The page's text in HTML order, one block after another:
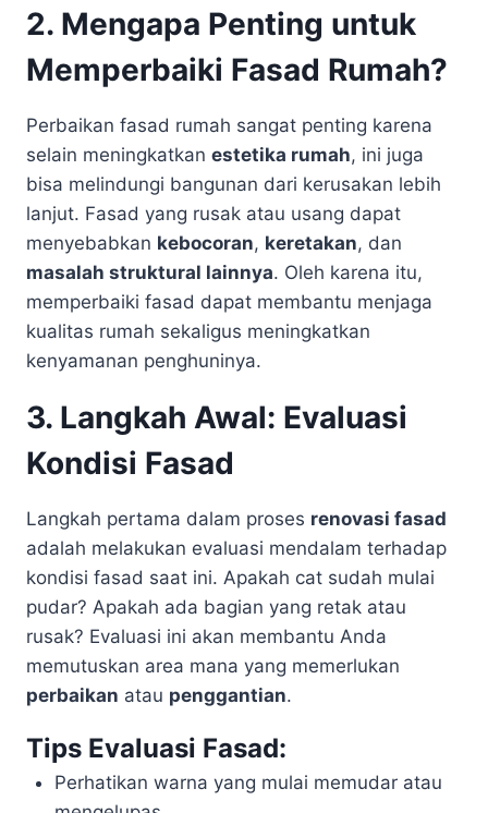
2. Mengapa Penting untuk
Memperbaiki Fasad Rumah?
Perbaikan fasad rumah sangat penting karena
selain meningkatkan estetika rumah, ini juga
bisa melindungi bangunan dari kerusakan lebih
lanjut. Fasad yang rusak atau usang dapat
menyebabkan kebocoran, keretakan, dan
masalah struktural lainnya. Oleh karena itu,
memperbaiki fasad dapat membantu menjaga
kualitas rumah sekaligus meningkatkan
kenyamanan penghuninya.
3. Langkah Awal: Evaluasi
Kondisi Fasad
Langkah pertama dalam proses renovasi fasad
adalah melakukan evaluasi mendalam terhadap
kondisi fasad saat ini. Apakah cat sudah mulai
pudar? Apakah ada bagian yang retak atau
rusak? Evaluasi ini akan membantu Anda
memutuskan area mana yang memerlukan
perbaikan atau penggantian.
Tips Evaluasi Fasad:
Perhatikan warna yang mulai memudar atau